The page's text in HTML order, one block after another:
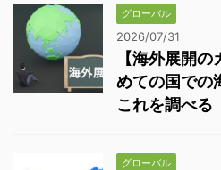
グローバル
2026/07/31
【海外展開
めての国での
これを調べる
グローバル